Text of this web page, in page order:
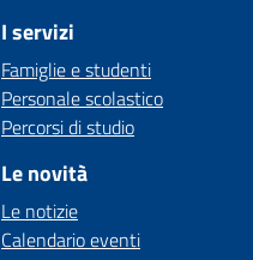
I servizi
Famiglie e studenti
Personale scolastico
Percorsi di studio
Le novità
Le notizie
Calendario eventi